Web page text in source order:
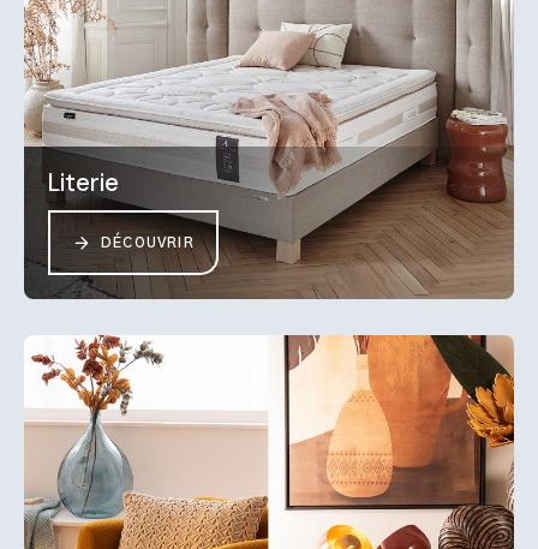
Literie
DÉCOUVRIR